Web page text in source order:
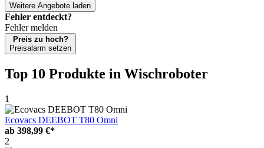
Weitere Angebote laden
Fehler entdeckt?
Fehler melden
Preis zu hoch?
Preisalarm setzen
Top 10 Produkte in Wischroboter
1
Ecovacs DEEBOT T80 Omni
ab 398,99 €*
2